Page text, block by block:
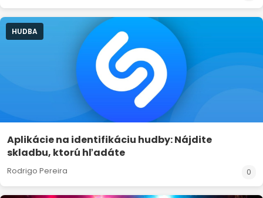
HUDBA
Aplikácie na identifikáciu hudby: Nájdite
skladbu, ktorú hľadáte
Rodrigo Pereira 0